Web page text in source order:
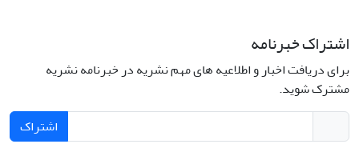
اشتراک خبرنامه
برای دریافت اخبار و اطلاعیه های مهم نشریه در خبرنامه نشریه
مشترک شوید.
اشتراک